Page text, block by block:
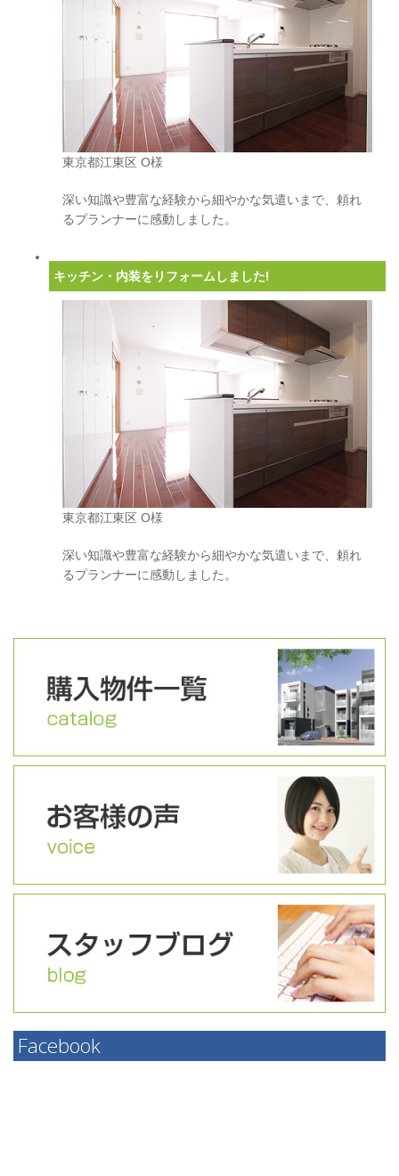
東京都江東区 O様
深い知識や豊富な経験から細やかな気遣いまで、頼れ
るプランナーに感動しました。
キッチン・内装をリフォームしました!
東京都江東区 O様
深い知識や豊富な経験から細やかな気遣いまで、頼れ
るプランナーに感動しました。
Facebook